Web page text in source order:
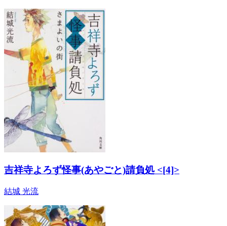
吉祥寺よろず怪事(あやごと)請負処 <[4]>
結城 光流